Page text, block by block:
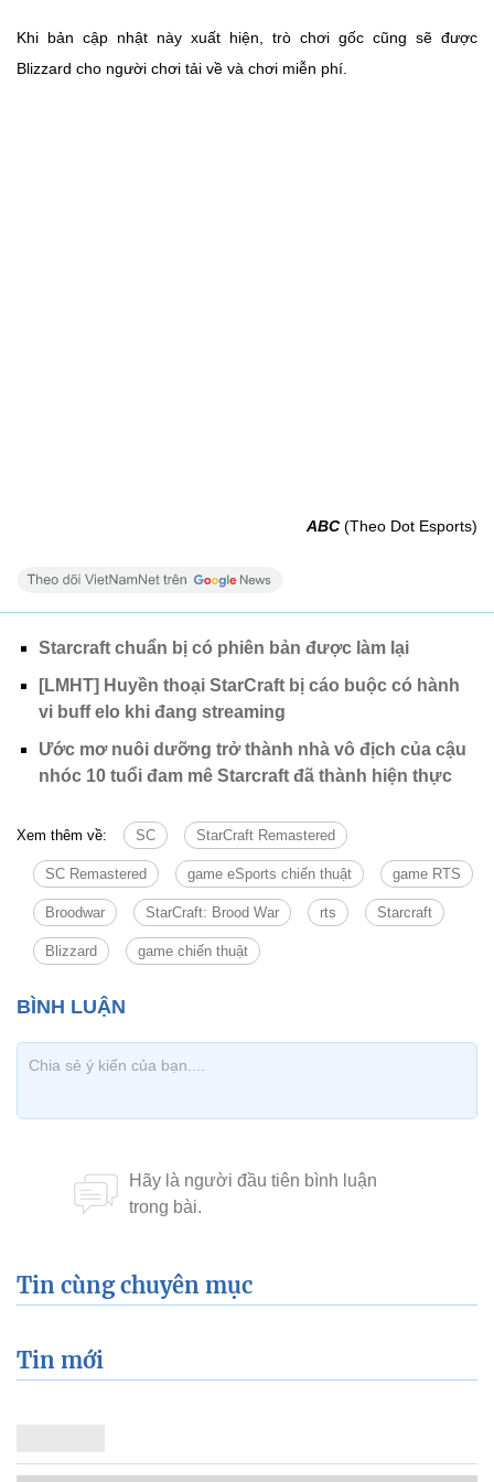
Khi bản cập nhật này xuất hiện, trò chơi gốc cũng sẽ được
Blizzard cho người chơi tải về và chơi miễn phí.
ABC(Theo Dot Esports)
Starcraft chuẩn bị có phiên bản được làm lại
[LMHT] Huyền thoại StarCraft bị cáo buộc có hành
vi buff elo khi đang streaming
Ước mơ nuôi dưỡng trở thành nhà vô địch của cậu
nhóc 10 tuổi đam mê Starcraft đã thành hiện thực
Xem thêm về: SC StarCraft Remastered
SC Remastered game eSports chiến thuật game RTS
Broodwar StarCraft: Brood War rts Starcraft
Blizzard game chiến thuật
Tin cùng chuyên mục
Tin mới